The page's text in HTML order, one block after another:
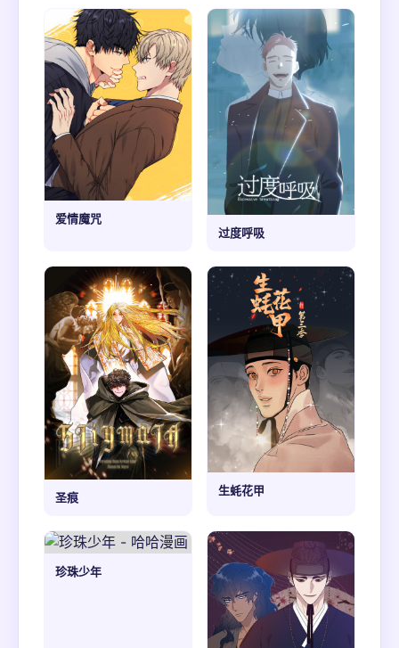
爱情魔咒
过度呼吸
圣痕
生蚝花甲
珍珠少年